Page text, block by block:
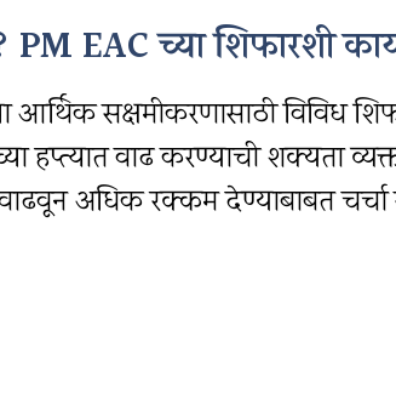
PM EAC च्या शिफारशी
आर्थिक सक्षमीकरणासाठी विविध
हप्त्यात वाढ करण्याची शक्यता
वाढवून अधिक रक्कम देण्याबाबत